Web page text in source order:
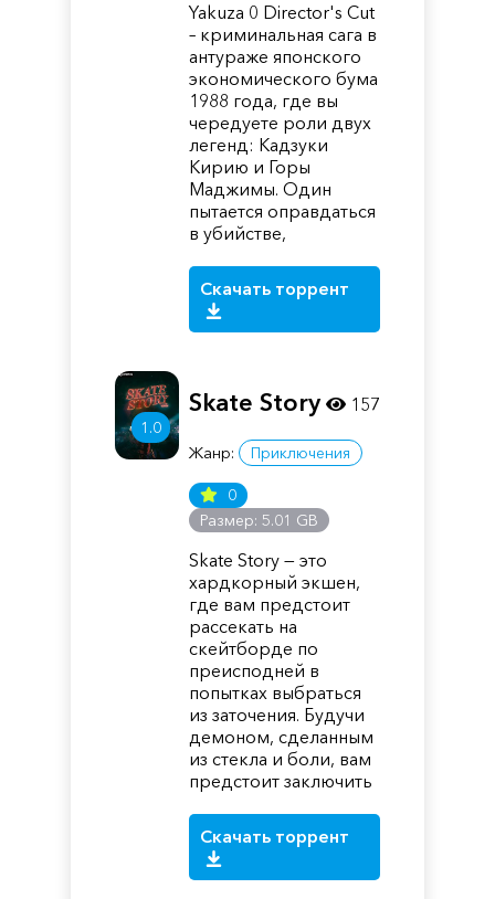
Yakuza 0 Director's Cut
– криминальная сага в
антураже японского
экономического бума
1988 года, где вы
чередуете роли двух
легенд: Кадзуки
Кирию и Горы
Маджимы. Один
пытается оправдаться
в убийстве,
Скачать торрент
1.0
Skate Story
Жанр: Приключения
0
Размер: 5.01 GB
Skate Story — это
хардкорный экшен,
где вам предстоит
рассекать на
скейтборде по
преисподней в
попытках выбраться
из заточения. Будучи
демоном, сделанным
из стекла и боли, вам
предстоит заключить
Скачать торрент
157